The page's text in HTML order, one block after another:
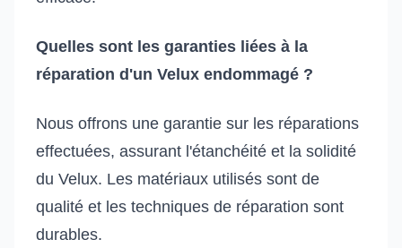
Quelles sont les garanties liées à la
réparation d'un Velux endommagé ?
Nous offrons une garantie sur les réparations
effectuées, assurant l'étanchéité et la solidité
du Velux. Les matériaux utilisés sont de
qualité et les techniques de réparation sont
durables.